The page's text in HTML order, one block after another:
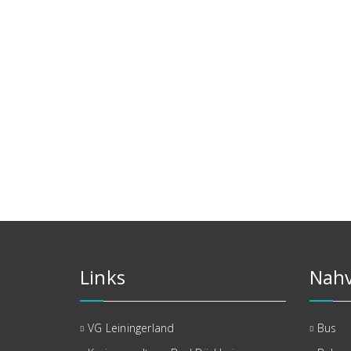
Links
VG Leiningerland
Bus